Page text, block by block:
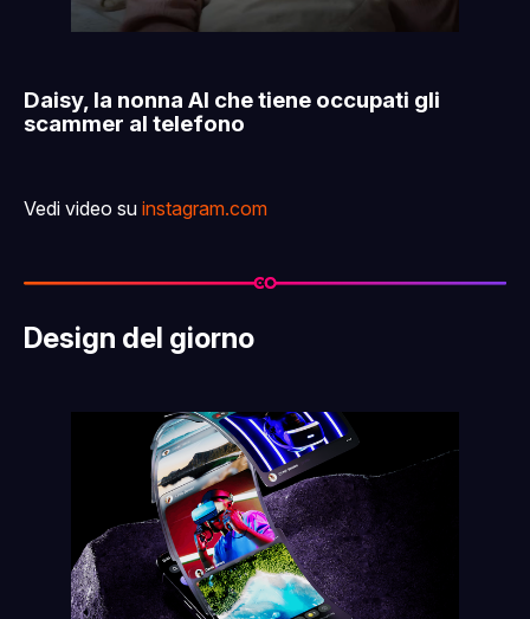
Daisy, la nonna AI che tiene occupati gli
scammer al telefono
Vedi video su instagram.com
Design del giorno